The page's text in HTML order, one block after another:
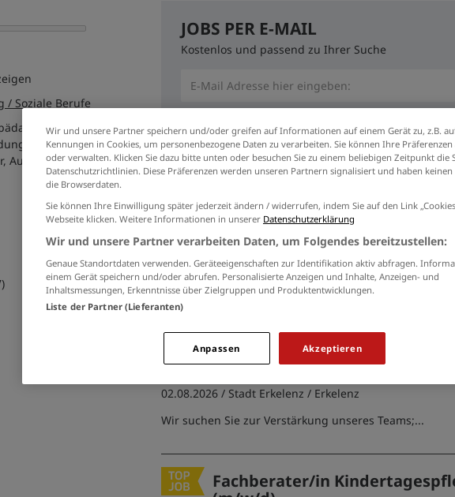
/ Soziale Berufe
(21)
Verwaltung in Bildungs- und sozialen Einrichtungen (9)
Ausbilder (8)
JOBS PER E-MAIL
Kostenlos und passend zu Ihrer Suche
Ich willige in die Verarbeitung meiner Daten
derDatenschutzinformationenein.
Staatlich anerkannte/r
(m/w/d)
21.07.2026 /Stadt Hückelhoven / Hückelhoven
Die Stadt Hückelhoven bietet derzeit eine Stelle an:
Erzieher/innen (m/w/d);...
Schulsekretär*in (w/m/d)
02.08.2026 / Stadt Erkelenz / Erkelenz
Wir suchen Sie zur Verstärkung unseres Teams;...
Fachberater/in
Wir und unsere Partner speichern und/oder greifen auf Informationen auf einem Gerät zu, z.B.
Kennungen in Cookies, um personenbezogene Daten zu verarbeiten. Sie können Ihre Präferenzen
oder verwalten. Klicken Sie dazu bitte unten oder besuchen Sie zu einem beliebigen Zeitpunkt die
Datenschutzrichtlinien. Diese Präferenzen werden unseren Partnern signalisiert und haben keinen
die Browserdaten.
Sie können Ihre Einwilligung später jederzeit ändern / widerrufen, indem Sie auf den Link
Webseite klicken. Weitere Informationen in unserer Datenschutzerklärung
Wir und unsere Partner verarbeiten Daten, um Folgendes bereitzustellen:
Genaue Standortdaten verwenden. Geräteeigenschaften zur Identifikation aktiv abfragen.
einem Gerät speichern und/oder abrufen. Personalisierte Anzeigen und Inhalte, Anzeigen- und
Inhaltsmessungen, Erkenntnisse über Zielgruppen und Produktentwicklungen.
Liste der Partner (Lieferanten)
Akzeptieren
Anpassen